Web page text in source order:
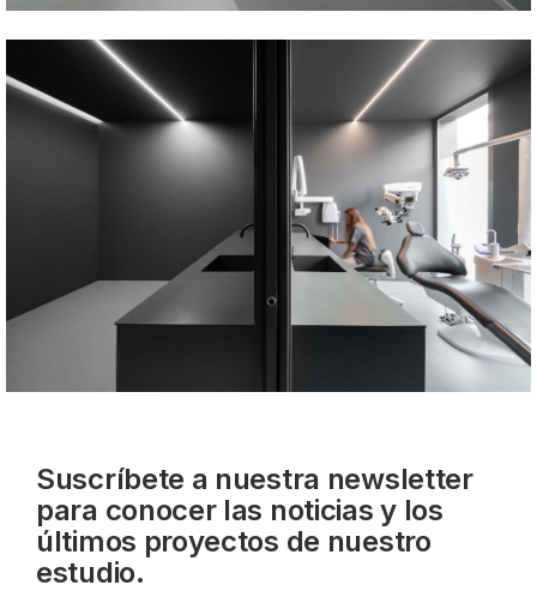
Suscríbete a nuestra newsletter
para conocer las noticias y los
últimos proyectos de nuestro
estudio.